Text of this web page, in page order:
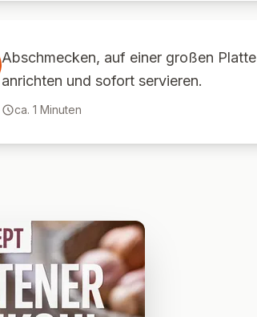
Abschmecken, auf einer großen Platte
anrichten und sofort servieren.
ca. 1 Minuten